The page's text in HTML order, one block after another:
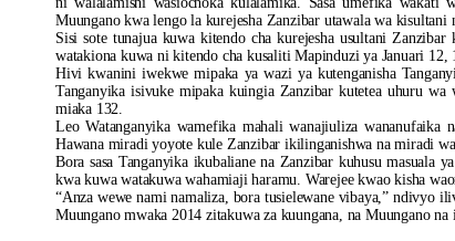
Muungano kwa lengo la kurejesha Zanzibar utawala wa kisultani
Sisi sote tunajua kuwa kitendo cha kurejesha usultani
watakiona kuwa ni kitendo cha kusaliti Mapinduzi ya Januari
Hivi kwanini iwekwe mipaka ya wazi ya kutenganisha
Tanganyika isivuke mipaka kuingia Zanzibar kutetea uhuru
miaka 132.
Leo Watanganyika wamefika mahali wanajiuliza wananufaika
Hawana miradi yoyote kule Zanzibar ikilinganishwa na miradi
Bora sasa Tanganyika ikubaliane na Zanzibar kuhusu masuala
kwa kuwa watakuwa wahamiaji haramu. Warejee kwao kisha
“Anza wewe nami namaliza, bora tusielewane vibaya,” ndivyo
Muungano mwaka 2014 zitakuwa za kuungana, na Muungano